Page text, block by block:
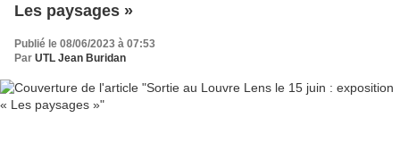
Les paysages »
Publié le 08/06/2023 à 07:53
Par UTL Jean Buridan